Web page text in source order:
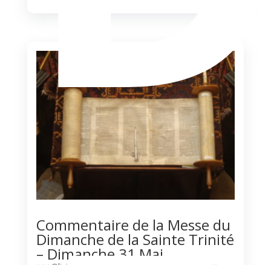
Commentaire de la Messe du
Dimanche de la Sainte Trinité
– Dimanche 31 Mai